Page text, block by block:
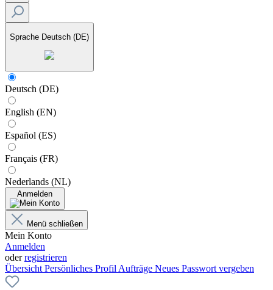
Sprache Deutsch (DE)
Deutsch (DE)
English (EN)
Español (ES)
Français (FR)
Nederlands (NL)
Anmelden
Menü schließen
Mein Konto
Anmelden
oderregistrieren
Übersicht Persönliches Profil Aufträge Neues Passwort vergeben